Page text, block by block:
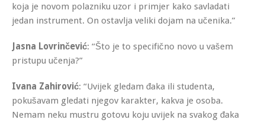
koja je novom polazniku uzor i primjer kako savladati
jedan instrument. On ostavlja veliki dojam na učenika.”
Jasna Lovrinčević: “Što je to specifično novo u vašem
pristupu učenja?”
Ivana Zahirović: “Uvijek gledam đaka ili studenta,
pokušavam gledati njegov karakter, kakva je osoba.
Nemam neku mustru gotovu koju uvijek na svakog đaka